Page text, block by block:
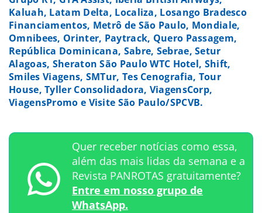
Kaluah, Latam Delta, Localiza, Losango Bradesco
Financiamentos, Metrô de São Paulo, Mondiale,
Omnibees, Orinter, Paytrack, Quero Passagem,
República Dominicana, Sabre, Sebrae, Setur
Alagoas, Sheraton São Paulo WTC Hotel, Shift,
Smiles Viagens, SMTur, Tes Cenografia, Tour
House, Tyller Consolidadora, ViagensCorp,
ViagensPromo e Visite São Paulo/SPCVB.
Quer receber notícias como essa,
além das mais lidas da semana e a
Revista PANROTAS gratuitamente?
Entre em nosso grupo de
WhatsApp.